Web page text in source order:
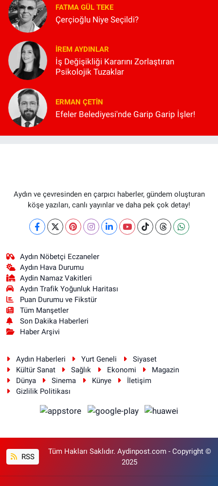
FATMA GÜL TEKE
Çerçioğlu Niye Seçildi?
İREM AYDINLAR
İş Değişikliği Kararını Zorlaştıran
Psikolojik Tuzaklar
ERMAN ÇETIN
Efeler Belediyesi'nde Garip Garip İşler!
Aydın ve çevresinden en çarpıcı haberler, gündem oluşturan
köşe yazıları, canlı yayınlar ve daha pek çok detay!
Aydın Nöbetçi Eczaneler
Aydın Hava Durumu
Aydin Namaz Vakitleri
Aydın Trafik Yoğunluk Haritası
Puan Durumu ve Fikstür
Tüm Manşetler
Son Dakika Haberleri
Haber Arşivi
Aydın Haberleri Yurt Geneli
Siyaset
Kültür Sanat
Sağlık Ekonomi
Magazin
Dünya
Sinema Künye
İletişim
Gizlilik Politikası
RSS
Tüm Hakları Saklıdır. Aydinpost.com - Copyright ©
2025